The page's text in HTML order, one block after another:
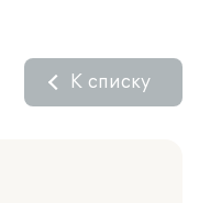
К списку